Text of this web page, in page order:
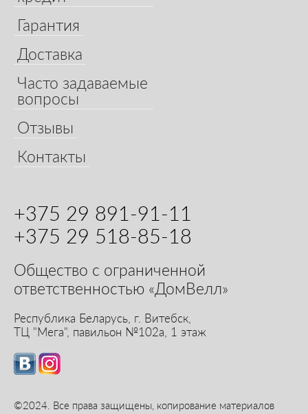
Гарантия
Доставка
Часто задаваемые
вопросы
Отзывы
Контакты
+375 29 891-91-11
+375 29 518-85-18
Общество с ограниченной
ответственностью «ДомВелл»
Республика Беларусь, г. Витебск,
ТЦ "Мега", павильон №102а, 1 этаж
©2024. Все права защищены, копирование материалов